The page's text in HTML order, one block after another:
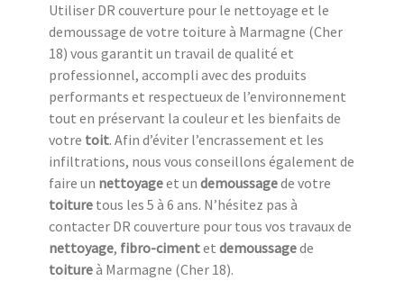
Utiliser DR couverture pour le nettoyage et le
demoussage de votre toiture à Marmagne (Cher
18) vous garantit un travail de qualité et
professionnel, accompli avec des produits
performants et respectueux de l’environnement
tout en préservant la couleur et les bienfaits de
votre toit. Afin d’éviter l’encrassement et les
infiltrations, nous vous conseillons également de
faire un nettoyageet un demoussagede votre
toiture tous les 5 à 6 ans. N’hésitez pas à
contacter DR couverture pour tous vos travaux de
nettoyage, fibro-cimentet demoussagede
toitureà Marmagne (Cher 18).